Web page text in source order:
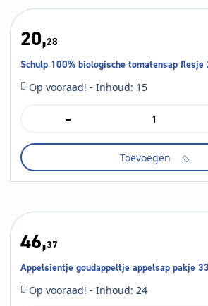
20,28
Schulp 100% biologische tomatensap flesje
Op vooraad! - Inhoud: 15
-
biologische
flesje
20
aantal
Toevoegen
46,37
Appelsientje goudappeltje appelsap pakje
Op vooraad! - Inhoud: 24